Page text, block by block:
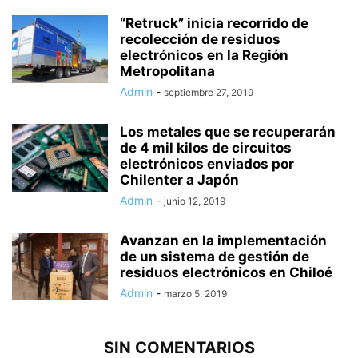
“Retruck” inicia recorrido de
recolección de residuos
electrónicos en la Región
Metropolitana
Admin - septiembre 27, 2019
Los metales que se recuperarán
de 4 mil kilos de circuitos
electrónicos enviados por
Chilenter a Japón
Admin - junio 12, 2019
Avanzan en la implementación
de un sistema de gestión de
residuos electrónicos en Chiloé
Admin - marzo 5, 2019
SIN COMENTARIOS